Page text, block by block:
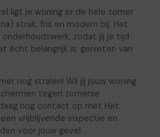
ligt je woning er de hele zomer
strak, fris en modern bij. Het
zodat jij je tijd
écht belangrijk is: genieten van
nog stralen! Wil jij jouw woning
tegen zomerse
nog contact op met Het
vrijblijvende inspectie en
voor jouw gevel.